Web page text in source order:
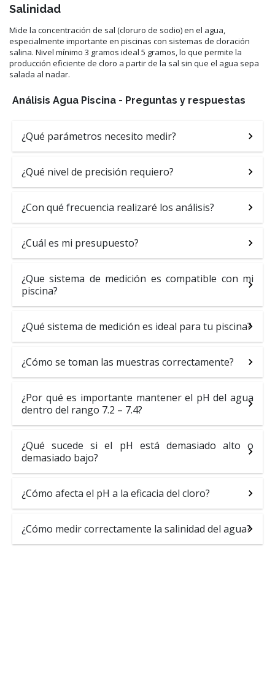
Salinidad
Mide la concentración de sal (cloruro de sodio) en el agua,
especialmente importante en piscinas con sistemas de cloración
salina. Nivel mínimo 3 gramos ideal 5 gramos, lo que permite la
producción eficiente de cloro a partir de la sal sin que el agua sepa
salada al nadar.
Análisis Agua Piscina - Preguntas y respuestas
¿Qué parámetros necesito medir?
¿Qué nivel de precisión requiero?
¿Con qué frecuencia realizaré los análisis?
¿Cuál es mi presupuesto?
¿Que sistema de medición es compatible con mi
piscina?
¿Qué sistema de medición es ideal para tu piscina?
¿Cómo se toman las muestras correctamente?
¿Por qué es importante mantener el pH del agua
dentro del rango 7.2 – 7.4?
¿Qué sucede si el pH está demasiado alto o
demasiado bajo?
¿Cómo afecta el pH a la eficacia del cloro?
¿Cómo medir correctamente la salinidad del agua?